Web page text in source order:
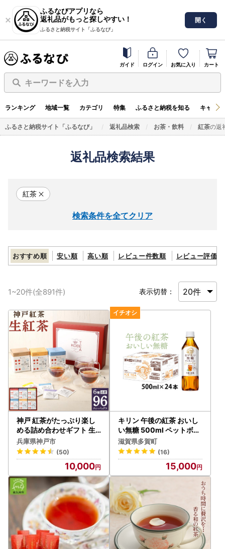
ふるなびアプリなら
返礼品がもっと探しやすい！
ふるさと納税サイト「ふるなび」
開く
ガイド ログイン お気に入り カート
キーワードを入力
ランキング 地域一覧 カテゴリ 特集 ふるさと納税を知る キャン
ふるさと納税サイト「ふるなび」 返礼品検索 お茶・飲料 紅茶の返
返礼品検索結果
紅茶
検索条件を全てクリア
おすすめ順 安い順 高い順 レビュー件数順 レビュー評価順
1~20件(全891件) 表示切替：
神戸 紅茶がたっぷり楽し
める詰め合わせギフト 生
紅茶6種
兵庫県神戸市
(50)
10,000
キリン 午後の紅茶 おいし
い無糖 500ml ペットボト
ル × 24本 | 紅茶
滋賀県多賀町
(16)
15,000